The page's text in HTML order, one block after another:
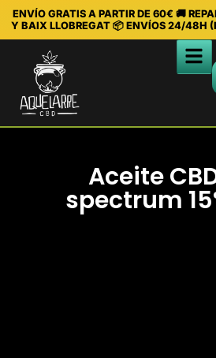
ENVÍO GRATIS A PARTIR DE 60€ 🚚
Y BAIX LLOBREGAT 📦 ENVÍOS 24/48H
Aceite
spectrum